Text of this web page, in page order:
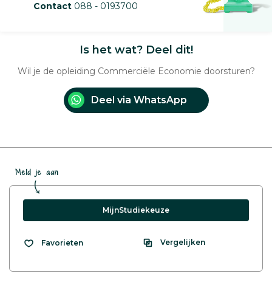
Contact 088 - 0193700
Is het wat? Deel dit!
Wil je de opleiding Commerciële Economie doorsturen?
Deel via WhatsApp
Meld je aan
MijnStudiekeuze
Favorieten Vergelijken